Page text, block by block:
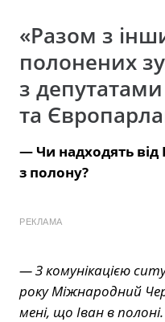
«Разом з
полонених
з
та
— Чи надходять від
з полону?
РЕКЛАМА
— З комунікацією
року Міжнародний
мені, що Іван в